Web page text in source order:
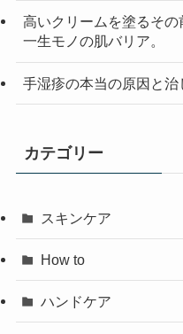
高いクリームを塗るその
一生モノの肌バリア。
手湿疹の本当の原因と治
カテゴリー
スキンケア
How to
ハンドケア